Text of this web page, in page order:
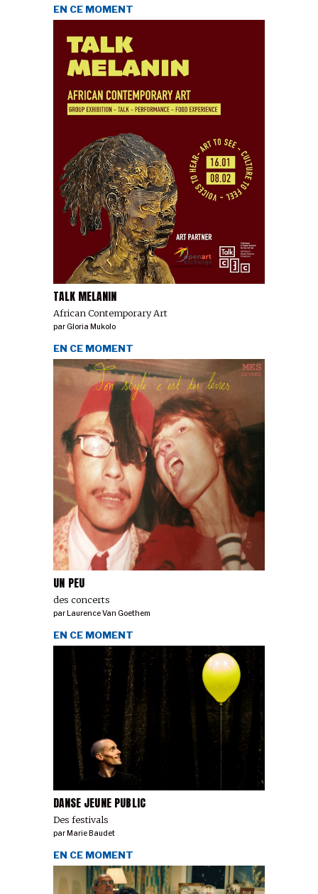
TALK MELANIN
African Contemporary Art
EN CE MOMENT
parGloria Mukolo
UN PEU
des concerts
EN CE MOMENT
parLaurence Van Goethem
DANSE JEUNE PUBLIC
Des festivals
EN CE MOMENT
parMarie Baudet
EN CE MOMENT